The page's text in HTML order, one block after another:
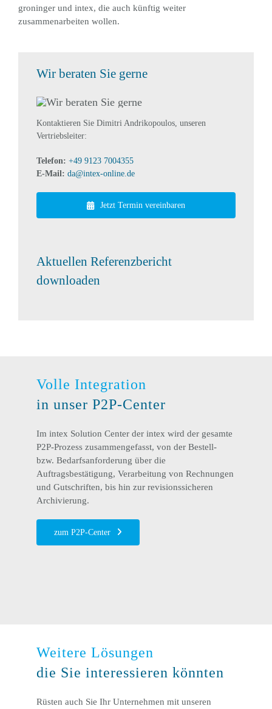
groninger und intex, die auch künftig weiter
zusammenarbeiten wollen.
Wir beraten Sie gerne
Kontaktieren Sie Dimitri Andrikopoulos, unseren
Vertriebsleiter:
Telefon: +49 9123 7004355
E-Mail: da@intex-online.de
Jetzt Termin vereinbaren
Aktuellen Referenzbericht
downloaden
Volle Integration
in unser P2P-Center
Im intex Solution Center der intex wird der gesamte
P2P-Prozess zusammengefasst, von der Bestell-
bzw. Bedarfsanforderung über die
Auftragsbestätigung, Verarbeitung von Rechnungen
und Gutschriften, bis hin zur revisionssicheren
Archivierung.
zum P2P-Center
Weitere Lösungen
die Sie interessieren könnten
Rüsten auch Sie Ihr Unternehmen mit unseren